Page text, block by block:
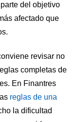
del objetivo
afectado que
revisar no
completas de
En Finantres
reglas de una
la dificultad